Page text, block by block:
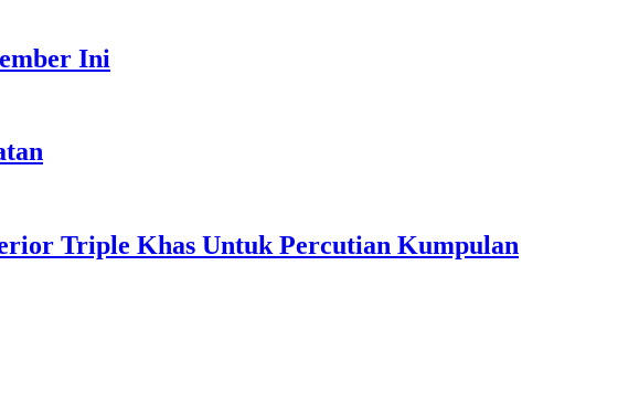
Ini
Triple Khas Untuk Percutian Kumpulan